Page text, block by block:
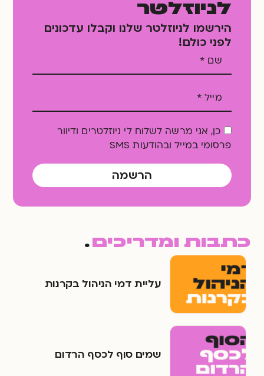
לניוזלטר
הירשמו לניוזלטר שלנו וקבלו עדכונים
לפני כולם!
כן, אני מרשה לשלוח לי ניוזלטרים ודיוור
פרסומי במייל ובהודעות SMS
הרשמה
כתבות ומדריכים.
עליית דמי הניהול בקרנות
שמים סוף לכסף הרדום